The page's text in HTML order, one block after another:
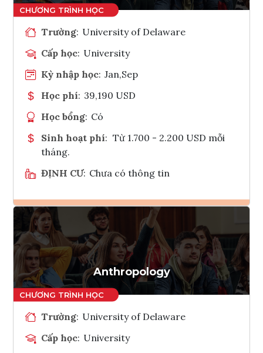
Trường: University of Delaware
Cấp học: University
Kỳ nhập học: Jan,Sep
Học phí: 39,190 USD
Học bổng: Có
Sinh hoạt phí: Từ 1.700 - 2.200 USD mỗi
tháng.
ĐỊNH CƯ: Chưa có thông tin
Ghi danh
Tham vấn Interlink
Anthropology
Trường: University of Delaware
Cấp học: University